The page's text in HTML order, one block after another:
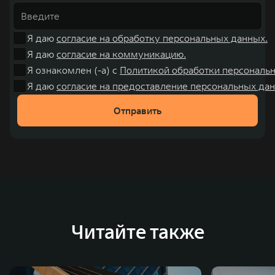
Я даю согласие на обработку персональных данных.
Я даю согласие на коммуникацию.
Я ознакомлен (-а) с Политикой обработки
Я даю согласие на предоставление персональных
Отправить
Читайте также